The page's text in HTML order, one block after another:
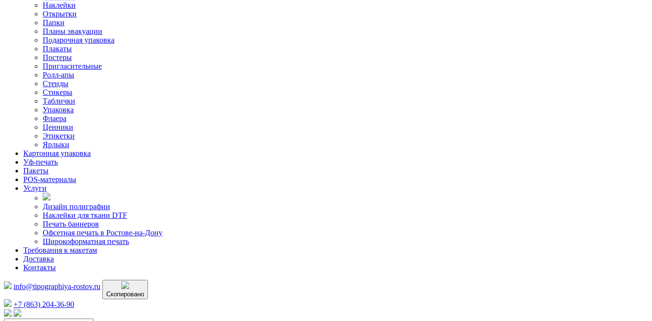
Наклейки
Открытки
Папки
Планы эвакуации
Подарочная упаковка
Плакаты
Постеры
Пригласительные
Ролл-апы
Стенды
Стикеры
Таблички
Упаковка
Флаера
Ценники
Этикетки
Ярлыки
Картонная упаковка
Уф-печать
Пакеты
POS-материалы
Услуги
Дизайн полиграфии
Наклейки для ткани DTF
Печать баннеров
Офсетная печать в Ростове-на-Дону
Широкоформатная печать
Требования к макетам
Доставка
Контакты
info@tipographiya-rostov.ru
Скопировано
+7 (863) 204-36-90